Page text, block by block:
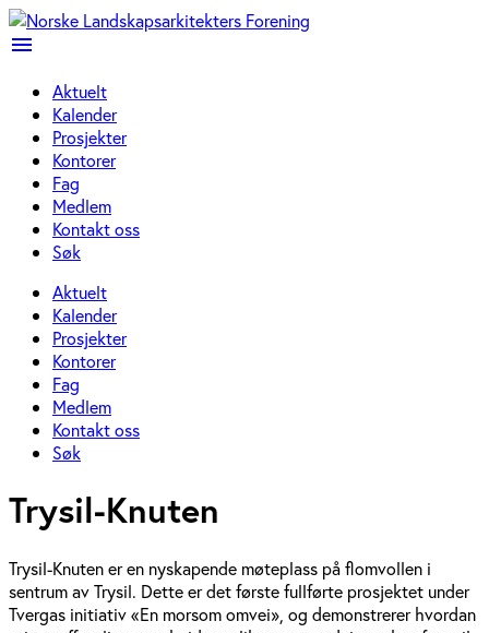
menu
Aktuelt
Kalender
Prosjekter
Kontorer
Fag
Medlem
Kontakt oss
Søk
Aktuelt
Kalender
Prosjekter
Kontorer
Fag
Medlem
Kontakt oss
Søk
Trysil-Knuten
Trysil-Knuten er en nyskapende møteplass på flomvollen i
sentrum av Trysil. Dette er det første fullførte prosjektet under
Tvergas initiativ «En morsom omvei», og demonstrerer hvordan